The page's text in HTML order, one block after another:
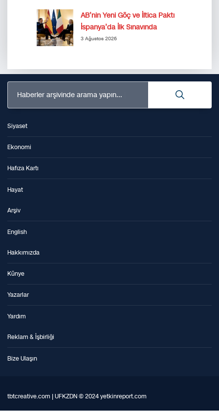
AB’nin Yeni Göç ve İltica Paktı
İspanya’da İlk Sınavında
3 Ağustos 2026
Haberler arşivinde arama yapın...
Siyaset
Ekonomi
Hafıza Kartı
Hayat
Arşiv
English
Hakkımızda
Künye
Yazarlar
Yardım
Reklam & İşbirliği
Bize Ulaşın
tbtcreative.com | UFKZDN © 2024 yetkinreport.com